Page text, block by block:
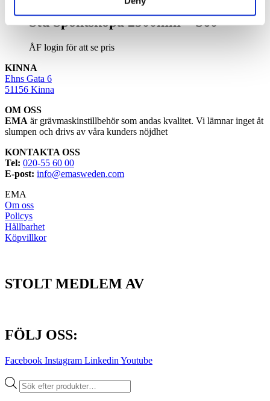
Std Spontskopa 2500mm – S60
ÅF login för att se pris
KINNA
Ehns Gata 6
51156 Kinna
OM OSS
EMA är grävmaskinstillbehör som andas kvalitet. Vi lämnar inget åt
slumpen och drivs av våra kunders nöjdhet
KONTAKTA OSS
Tel: 020-55 60 00
E-post: info@emasweden.com
EMA
Om oss
Policys
Hållbarhet
Köpvillkor
STOLT MEDLEM AV
FÖLJ OSS:
Facebook Instagram Linkedin Youtube
Produktsökning